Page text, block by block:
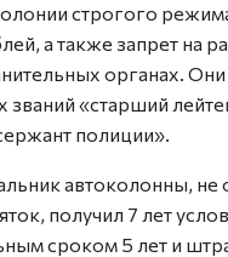
строгого
а также запрет на
органах.
званий «старший
полиции».
автоколонны, не
получил 7 лет
сроком 5 лет и